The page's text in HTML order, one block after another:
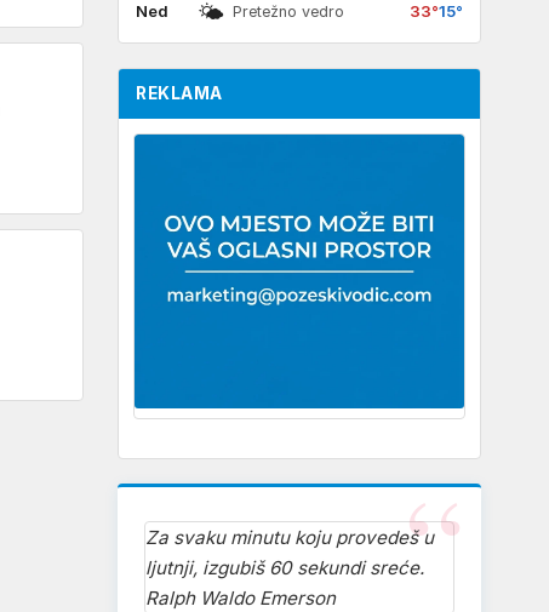
Ned 🌤 Pretežno vedro 33°15°
REKLAMA
Za svaku minutu koju provedeš u
ljutnji, izgubiš 60 sekundi sreće.
Ralph Waldo Emerson